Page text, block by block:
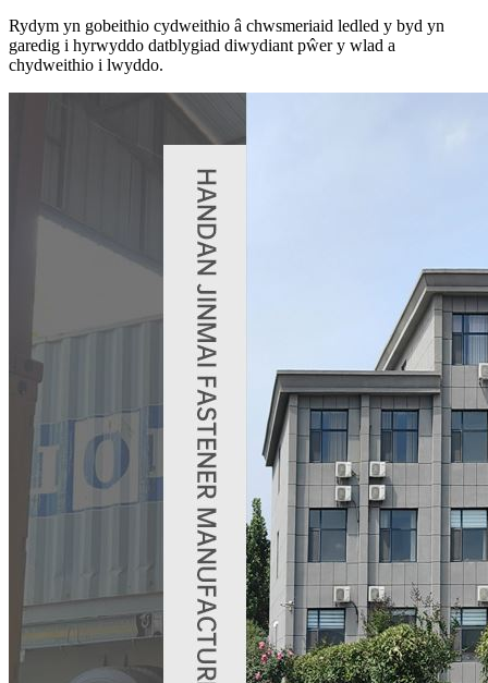
Rydym yn gobeithio cydweithio â chwsmeriaid ledled y byd yn
garedig i hyrwyddo datblygiad diwydiant pŵer y wlad a
chydweithio i lwyddo.